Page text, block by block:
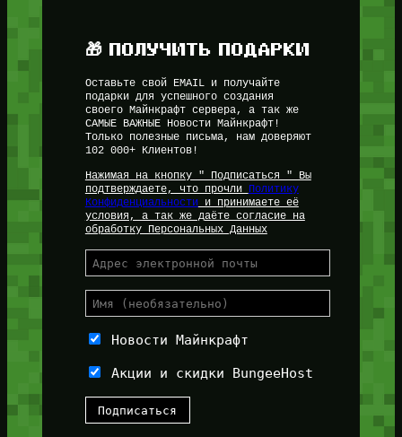
🎁 ПОЛУЧИТЬ ПОДАРКИ
Оставьте свой EMAIL и получайте
подарки для успешного создания
своего Майнкрафт сервера, а так же
САМЫЕ ВАЖНЫЕ Новости Майнкрафт!
Только полезные письма, нам доверяют
102 000+ Клиентов!
Нажимая на кнопку " Подписаться " Вы
подтверждаете, что прочли
Политику
Конфиденциальностии принимаете её
условия, а так же даёте согласие на
обработку Персональных Данных
Новости Майнкрафт
Акции и скидки BungeeHost